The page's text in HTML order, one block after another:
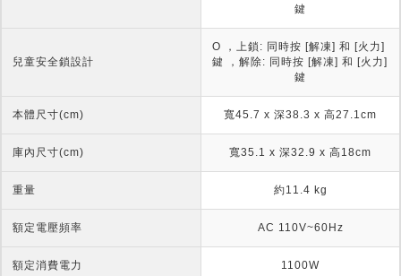
鍵
兒童安全鎖設計
O ，上鎖: 同時按 [解凍] 和 [火力]
鍵 ，解除: 同時按 [解凍] 和 [火力]
鍵
本體尺寸(cm) 寬45.7 x 深38.3 x 高27.1cm
庫內尺寸(cm) 寬35.1 x 深32.9 x 高18cm
重量 約11.4 kg
額定電壓頻率 AC 110V~60Hz
額定消費電力 1100W